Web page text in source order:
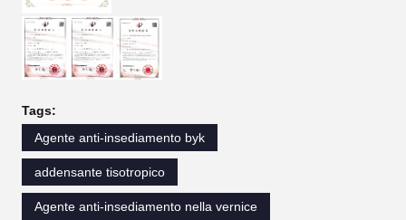
Tags:
Agente anti-insediamento byk
addensante tisotropico
Agente anti-insediamento nella vernice